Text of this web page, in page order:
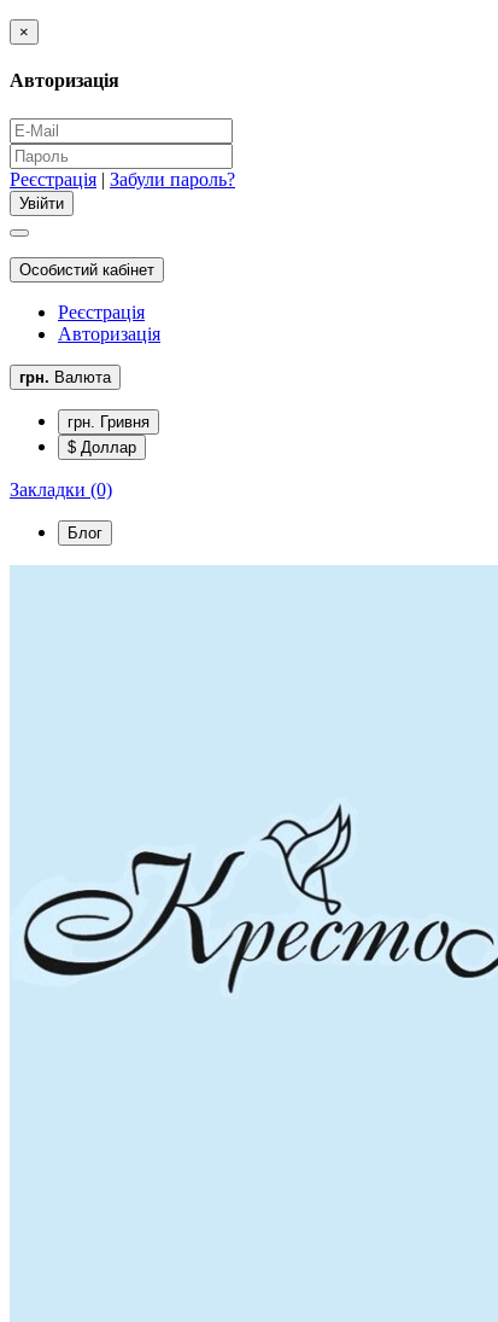
×
Авторизація
Реєстрація | Забули пароль?
Особистий кабінет
Реєстрація
Авторизація
грн. Валюта
грн. Гривня
$ Доллар
Закладки (0)
Блог